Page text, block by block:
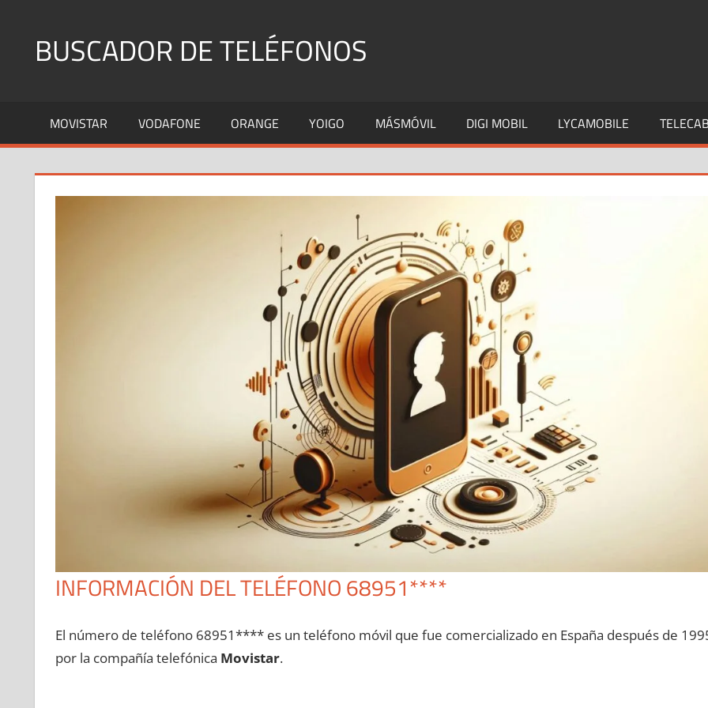
contenidoBUSCADOR DE TELÉFONOS
Fijos
y
MOVISTAR VODAFONE ORANGE YOIGO MÁSMÓVIL DIGI MOBIL LYCAMOBILE
INFORMACIÓN DEL TELÉFONO 68951****
El número dе teléfono 68951**** es un teléfono móvil quе fue comercializado en España después dе
pοr la compañía telefónica Movistar.